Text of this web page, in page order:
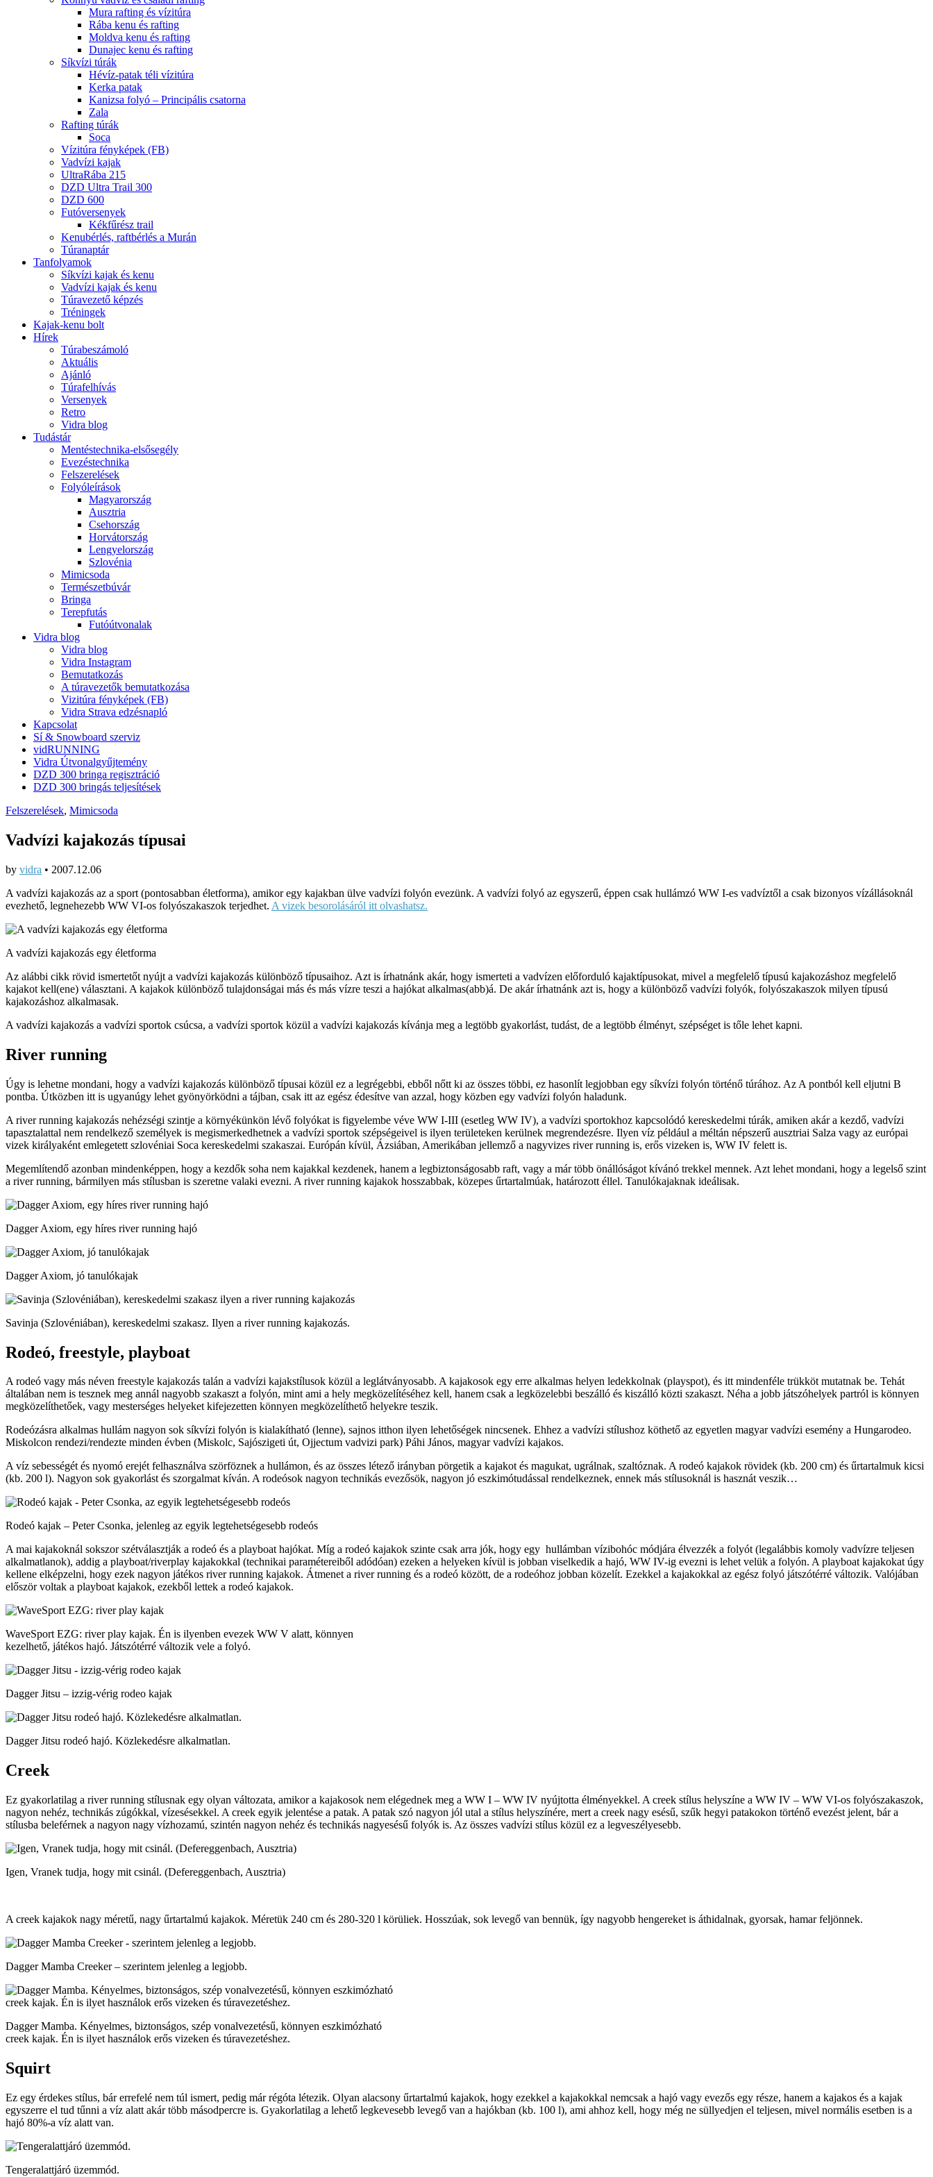
Mura rafting és vízitúra
Rába kenu és rafting
Moldva kenu és rafting
Dunajec kenu és rafting
Síkvízi túrák
Hévíz-patak téli vízitúra
Kerka patak
Kanizsa folyó – Principális csatorna
Zala
Rafting túrák
Soca
Vízitúra fényképek (FB)
Vadvízi kajak
UltraRába 215
DZD Ultra Trail 300
DZD 600
Futóversenyek
Kékfűrész trail
Kenubérlés, raftbérlés a Murán
Túranaptár
Tanfolyamok
Síkvízi kajak és kenu
Vadvízi kajak és kenu
Túravezető képzés
Tréningek
Kajak-kenu bolt
Hírek
Túrabeszámoló
Aktuális
Ajánló
Túrafelhívás
Versenyek
Retro
Vidra blog
Tudástár
Mentéstechnika-elsősegély
Evezéstechnika
Felszerelések
Folyóleírások
Magyarország
Ausztria
Csehország
Horvátország
Lengyelország
Szlovénia
Mimicsoda
Természetbúvár
Bringa
Terepfutás
Futóútvonalak
Vidra blog
Vidra blog
Vidra Instagram
Bemutatkozás
A túravezetők bemutatkozása
Vizitúra fényképek (FB)
Vidra Strava edzésnapló
Kapcsolat
Sí & Snowboard szerviz
vidRUNNING
Vidra Útvonalgyűjtemény
DZD 300 bringa regisztráció
DZD 300 bringás teljesítések
Felszerelések, Mimicsoda
Vadvízi kajakozás típusai
by vidra • 2007.12.06
A vadvízi kajakozás az a sport (pontosabban életforma), amikor egy kajakban ülve vadvízi folyón evezünk. A vadvízi folyó az egyszerű, éppen csak hullámzó WW I-es vadvíztől a csak bizonyos vízállásoknál
evezhető, legnehezebb WW VI-os folyószakaszok terjedhet. A vizek besorolásáról itt olvashatsz.
A vadvízi kajakozás egy életforma
Az alábbi cikk rövid ismertetőt nyújt a vadvízi kajakozás különböző típusaihoz. Azt is írhatnánk akár, hogy ismerteti a vadvízen előforduló kajaktípusokat, mivel a megfelelő típusú kajakozáshoz megfelelő
kajakot kell(ene) választani. A kajakok különböző tulajdonságai más és más vízre teszi a hajókat alkalmas(abb)á. De akár írhatnánk azt is, hogy a különböző vadvízi folyók, folyószakaszok milyen típusú
kajakozáshoz alkalmasak.
A vadvízi kajakozás a vadvízi sportok csúcsa, a vadvízi sportok közül a vadvízi kajakozás kívánja meg a legtöbb gyakorlást, tudást, de a legtöbb élményt, szépséget is tőle lehet kapni.
River running
Úgy is lehetne mondani, hogy a vadvízi kajakozás különböző típusai közül ez a legrégebbi, ebből nőtt ki az összes többi, ez hasonlít legjobban egy síkvízi folyón történő túrához. Az A pontból kell eljutni B
pontba. Útközben itt is ugyanúgy lehet gyönyörködni a tájban, csak itt az egész édesítve van azzal, hogy közben egy vadvízi folyón haladunk.
A river running kajakozás nehézségi szintje a környékünkön lévő folyókat is figyelembe véve WW I-III (esetleg WW IV), a vadvízi sportokhoz kapcsolódó kereskedelmi túrák, amiken akár a kezdő, vadvízi
tapasztalattal nem rendelkező személyek is megismerkedhetnek a vadvízi sportok szépségeivel is ilyen területeken kerülnek megrendezésre. Ilyen víz például a méltán népszerű ausztriai Salza vagy az európai
vizek királyaként emlegetett szlovéniai Soca kereskedelmi szakaszai. Európán kívül, Ázsiában, Amerikában jellemző a nagyvizes river running is, erős vizeken is, WW IV felett is.
Megemlítendő azonban mindenképpen, hogy a kezdők soha nem kajakkal kezdenek, hanem a legbiztonságosabb raft, vagy a már több önállóságot kívánó trekkel mennek. Azt lehet mondani, hogy a legelső szint
a river running, bármilyen más stílusban is szeretne valaki evezni. A river running kajakok hosszabbak, közepes űrtartalmúak, határozott éllel. Tanulókajaknak ideálisak.
Dagger Axiom, egy híres river running hajó
Dagger Axiom, jó tanulókajak
Savinja (Szlovéniában), kereskedelmi szakasz. Ilyen a river running kajakozás.
Rodeó, freestyle, playboat
A rodeó vagy más néven freestyle kajakozás talán a vadvízi kajakstílusok közül a leglátványosabb. A kajakosok egy erre alkalmas helyen ledekkolnak (playspot), és itt mindenféle trükköt mutatnak be. Tehát
általában nem is tesznek meg annál nagyobb szakaszt a folyón, mint ami a hely megközelítéséhez kell, hanem csak a legközelebbi beszálló és kiszálló közti szakaszt. Néha a jobb játszóhelyek partról is könnyen
megközelíthetőek, vagy mesterséges helyeket kifejezetten könnyen megközelíthető helyekre teszik.
Rodeózásra alkalmas hullám nagyon sok síkvízi folyón is kialakítható (lenne), sajnos itthon ilyen lehetőségek nincsenek. Ehhez a vadvízi stílushoz köthető az egyetlen magyar vadvízi esemény a Hungarodeo.
Miskolcon rendezi/rendezte minden évben (Miskolc, Sajószigeti út, Ojjectum vadvizi park) Páhi János, magyar vadvízi kajakos.
A víz sebességét és nyomó erejét felhasználva szörföznek a hullámon, és az összes létező irányban pörgetik a kajakot és magukat, ugrálnak, szaltóznak. A rodeó kajakok rövidek (kb. 200 cm) és űrtartalmuk kicsi
(kb. 200 l). Nagyon sok gyakorlást és szorgalmat kíván. A rodeósok nagyon technikás evezősök, nagyon jó eszkimótudással rendelkeznek, ennek más stílusoknál is hasznát veszik…
Rodeó kajak – Peter Csonka, jelenleg az egyik legtehetségesebb rodeós
A mai kajakoknál sokszor szétválasztják a rodeó és a playboat hajókat. Míg a rodeó kajakok szinte csak arra jók, hogy egy hullámban vízibohóc módjára élvezzék a folyót (legalábbis komoly vadvízre teljesen
alkalmatlanok), addig a playboat/riverplay kajakokkal (technikai paramétereiből adódóan) ezeken a helyeken kívül is jobban viselkedik a hajó, WW IV-ig evezni is lehet velük a folyón. A playboat kajakokat úgy
kellene elképzelni, hogy ezek nagyon játékos river running kajakok. Átmenet a river running és a rodeó között, de a rodeóhoz jobban közelít. Ezekkel a kajakokkal az egész folyó játszótérré változik. Valójában
először voltak a playboat kajakok, ezekből lettek a rodeó kajakok.
WaveSport EZG: river play kajak. Én is ilyenben evezek WW V alatt, könnyen
kezelhető, játékos hajó. Játszótérré változik vele a folyó.
Dagger Jitsu – izzig-vérig rodeo kajak
Dagger Jitsu rodeó hajó. Közlekedésre alkalmatlan.
Creek
Ez gyakorlatilag a river running stílusnak egy olyan változata, amikor a kajakosok nem elégednek meg a WW I – WW IV nyújtotta élményekkel. A creek stílus helyszíne a WW IV – WW VI-os folyószakaszok,
nagyon nehéz, technikás zúgókkal, vízesésekkel. A creek egyik jelentése a patak. A patak szó nagyon jól utal a stílus helyszínére, mert a creek nagy esésű, szűk hegyi patakokon történő evezést jelent, bár a
stílusba beleférnek a nagyon nagy vízhozamú, szintén nagyon nehéz és technikás nagyesésű folyók is. Az összes vadvízi stílus közül ez a legveszélyesebb.
Igen, Vranek tudja, hogy mit csinál. (Defereggenbach, Ausztria)
A creek kajakok nagy méretű, nagy űrtartalmú kajakok. Méretük 240 cm és 280-320 l körüliek. Hosszúak, sok levegő van bennük, így nagyobb hengereket is áthidalnak, gyorsak, hamar feljönnek.
Dagger Mamba Creeker – szerintem jelenleg a legjobb.
Dagger Mamba. Kényelmes, biztonságos, szép vonalvezetésű, könnyen eszkimózható
creek kajak. Én is ilyet használok erős vizeken és túravezetéshez.
Squirt
Ez egy érdekes stílus, bár errefelé nem túl ismert, pedig már régóta létezik. Olyan alacsony űrtartalmú kajakok, hogy ezekkel a kajakokkal nemcsak a hajó vagy evezős egy része, hanem a kajakos és a kajak
egyszerre el tud tűnni a víz alatt akár több másodpercre is. Gyakorlatilag a lehető legkevesebb levegő van a hajókban (kb. 100 l), ami ahhoz kell, hogy még ne süllyedjen el teljesen, mivel normális esetben is a
hajó 80%-a víz alatt van.
Tengeralattjáró üzemmód.